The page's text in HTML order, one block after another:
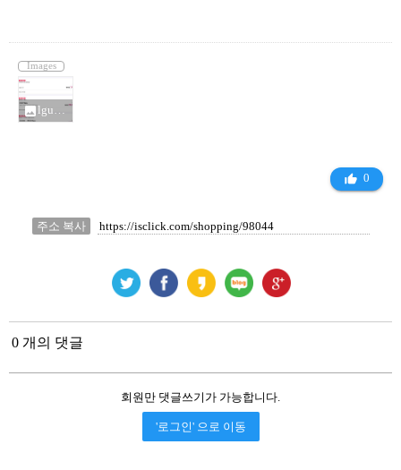
Images
photolgu알뜰폰 베스트요금제_12366422.jpg
thumb_up_alt 0
주소 복사
0 개의 댓글
회원만 댓글쓰기가 가능합니다.
'로그인' 으로 이동